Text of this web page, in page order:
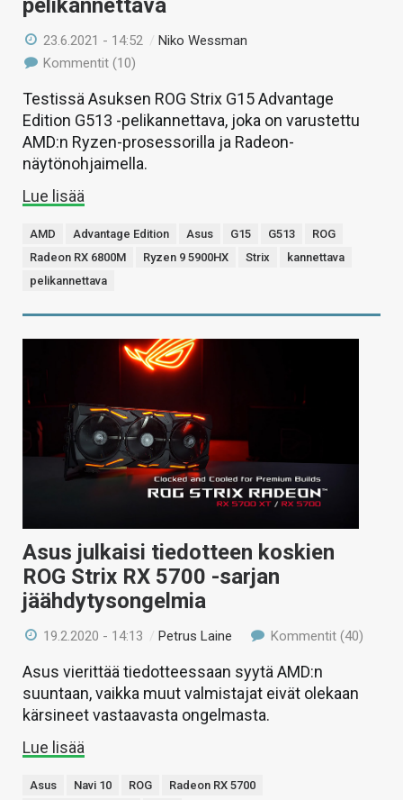
pelikannettava
23.6.2021 - 14:52 / Niko Wessman
Kommentit (10)
Testissä Asuksen ROG Strix G15 Advantage
Edition G513 -pelikannettava, joka on varustettu
AMD:n Ryzen-prosessorilla ja Radeon-
näytönohjaimella.
Lue lisää
AMD Advantage Edition Asus G15 G513
ROG
Radeon RX 6800M
Ryzen 9 5900HX Strix
kannettava
pelikannettava
Asus julkaisi tiedotteen koskien
ROG Strix RX 5700 -sarjan
jäähdytysongelmia
19.2.2020 - 14:13 /Petrus Laine Kommentit (40)
Asus vierittää tiedotteessaan syytä AMD:n
suuntaan, vaikka muut valmistajat eivät olekaan
kärsineet vastaavasta ongelmasta.
Lue lisää
Asus Navi 10 ROG
Radeon RX 5700